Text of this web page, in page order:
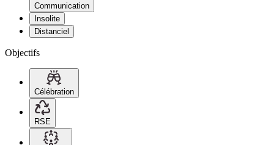
Communication
Insolite
Distanciel
Objectifs
Célébration
RSE